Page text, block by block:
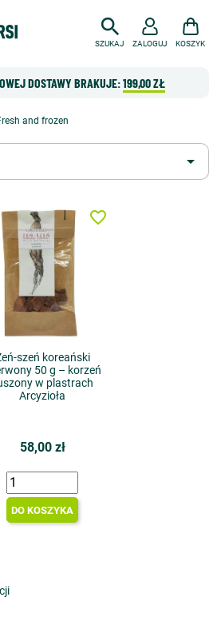
SZUKAJ
DOSTAWY BRAKUJE:199,00 ZŁ
ZALOGUJ KOSZYK
and frozen

szeń koreański
50 g – korzeń
w plastrach
Arcyzioła
58,00 zł
DO KOSZYKA
favorite_border